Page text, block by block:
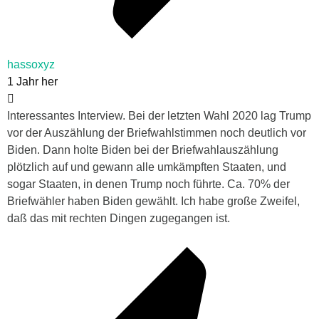
hassoxyz
1 Jahr her
Interessantes Interview. Bei der letzten Wahl 2020 lag Trump
vor der Auszählung der Briefwahlstimmen noch deutlich vor
Biden. Dann holte Biden bei der Briefwahlauszählung
plötzlich auf und gewann alle umkämpften Staaten, und
sogar Staaten, in denen Trump noch führte. Ca. 70% der
Briefwähler haben Biden gewählt. Ich habe große Zweifel,
daß das mit rechten Dingen zugegangen ist.